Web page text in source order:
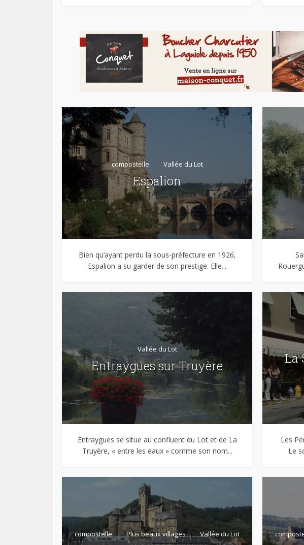
compostelle Vallée du Lot
Espalion
Bien qu’ayant perdu la sous-préfecture en 1926,
Espalion a su garder de son prestige. Elle...
Vallée du Lot
Entraygues sur Truyère
Entraygues se situe au confluent du Lot et de La
Truyère, « entre les eaux » comme son nom...
La
Les
Le
compostelle Plus beaux villages Vallée du Lot